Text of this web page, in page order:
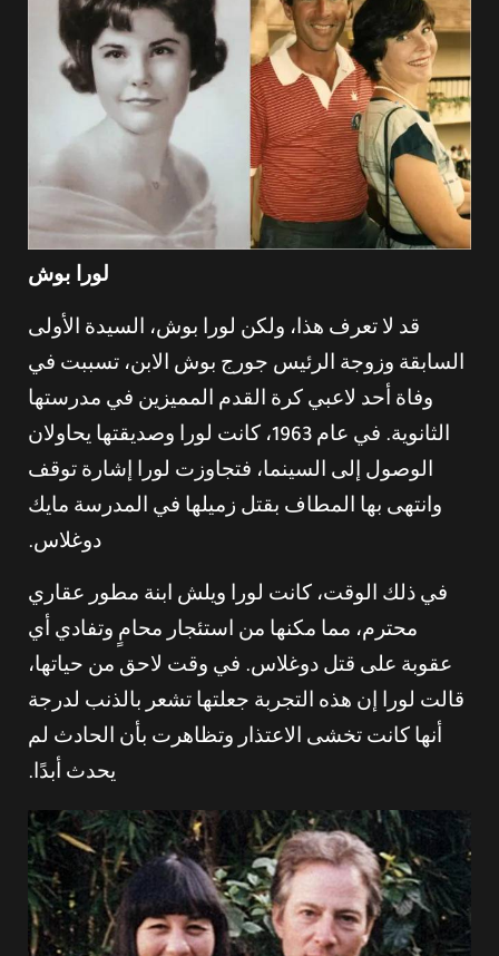
لورا بوش
قد لا تعرف هذا، ولكن لورا بوش، السيدة الأولى
السابقة وزوجة الرئيس جورج بوش الابن، تسببت في
وفاة أحد لاعبي كرة القدم المميزين في مدرستها
الثانوية. في عام 1963، كانت لورا وصديقتها يحاولان
الوصول إلى السينما، فتجاوزت لورا إشارة توقف
وانتهى بها المطاف بقتل زميلها في المدرسة مايك
دوغلاس.
في ذلك الوقت، كانت لورا ويلش ابنة مطور عقاري
محترم، مما مكنها من استئجار محامٍ وتفادي أي
عقوبة على قتل دوغلاس. في وقت لاحق من حياتها،
قالت لورا إن هذه التجربة جعلتها تشعر بالذنب لدرجة
أنها كانت تخشى الاعتذار وتظاهرت بأن الحادث لم
يحدث أبدًا.